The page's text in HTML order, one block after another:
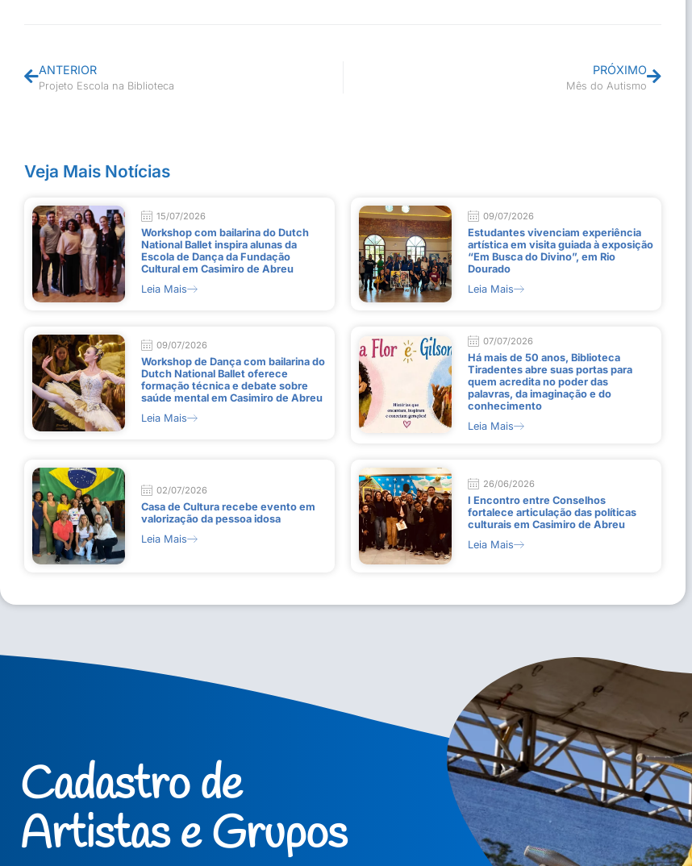
ANTERIOR
Projeto Escola na Biblioteca
PRÓXIMO
Mês do Autismo
Veja Mais Notícias
15/07/2026
Workshop com bailarina do Dutch
National Ballet inspira alunas da
Escola de Dança da Fundação
Cultural em Casimiro de Abreu
Leia Mais
09/07/2026
Estudantes vivenciam experiência
artística em visita guiada à exposição
“Em Busca do Divino”, em Rio
Dourado
Leia Mais
09/07/2026
Workshop de Dança com bailarina do
Dutch National Ballet oferece
formação técnica e debate sobre
saúde mental em Casimiro de Abreu
Leia Mais
07/07/2026
Há mais de 50 anos, Biblioteca
Tiradentes abre suas portas para
quem acredita no poder das
palavras, da imaginação e do
conhecimento
Leia Mais
02/07/2026
Casa de Cultura recebe evento em
valorização da pessoa idosa
Leia Mais
26/06/2026
I Encontro entre Conselhos
fortalece articulação das políticas
culturais em Casimiro de Abreu
Leia Mais
Cadastro de
Artistas e Grupos